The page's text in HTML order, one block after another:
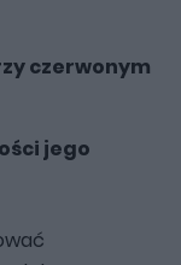
czerwonym
jego